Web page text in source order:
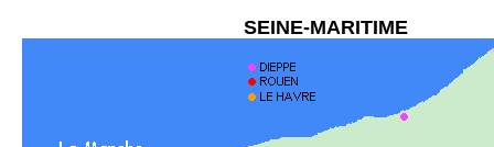
SEINE-MARITIME